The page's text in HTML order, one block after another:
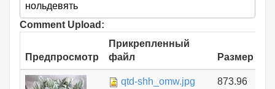
нольдевять
Comment Upload:
Предпросмотр
Прикрепленный
файл
Размер
qtd-shh_omw.jpg
873.96